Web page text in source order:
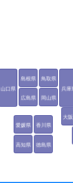
大
兵庫
鳥取県
島根県
岡山県
広島県
山口県
徳島県
香川県
愛媛県
高知県